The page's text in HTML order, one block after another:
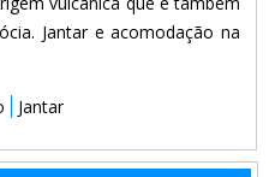
Jantar e acomodação na
Jantar